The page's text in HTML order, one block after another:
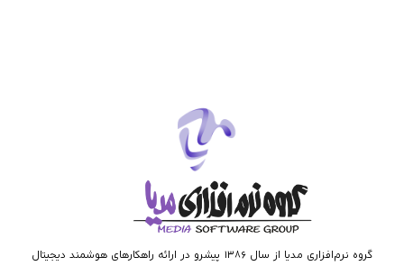
گروه نرم‌افزاری مدیا از سال ۱۳۸۶ پیشرو در ارائه راهکارهای هوشمند دیجیتال